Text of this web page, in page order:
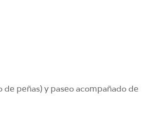
peñas) y paseo acompañado de